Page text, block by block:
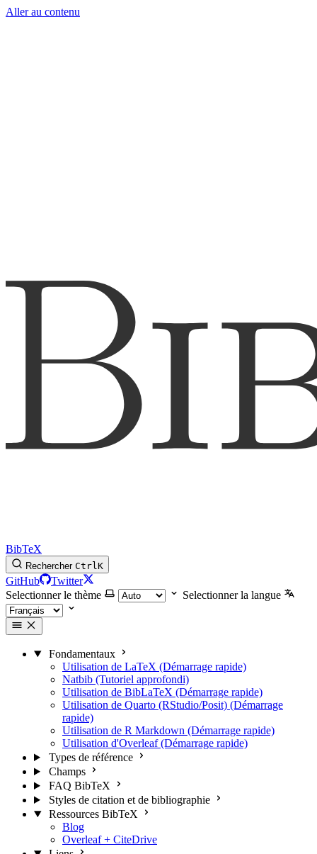
Aller au contenu
BibTeX
Rechercher CtrlK
GitHub
Twitter
Selectionner le thème
Selectionner la langue
Fondamentaux
Utilisation de LaTeX (Démarrage rapide)
Natbib (Tutoriel approfondi)
Utilisation de BibLaTeX (Démarrage rapide)
Utilisation de Quarto (RStudio/Posit) (Démarrage
rapide)
Utilisation de R Markdown (Démarrage rapide)
Utilisation d'Overleaf (Démarrage rapide)
Types de référence
Champs
FAQ BibTeX
Styles de citation et de bibliographie
Ressources BibTeX
Blog
Overleaf + CiteDrive